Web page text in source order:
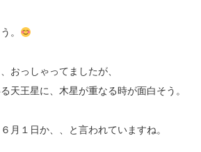
。
おっしゃってましたが、
天王星に、木星が重なる時が面白そう。
月１日か、、と言われていますね。